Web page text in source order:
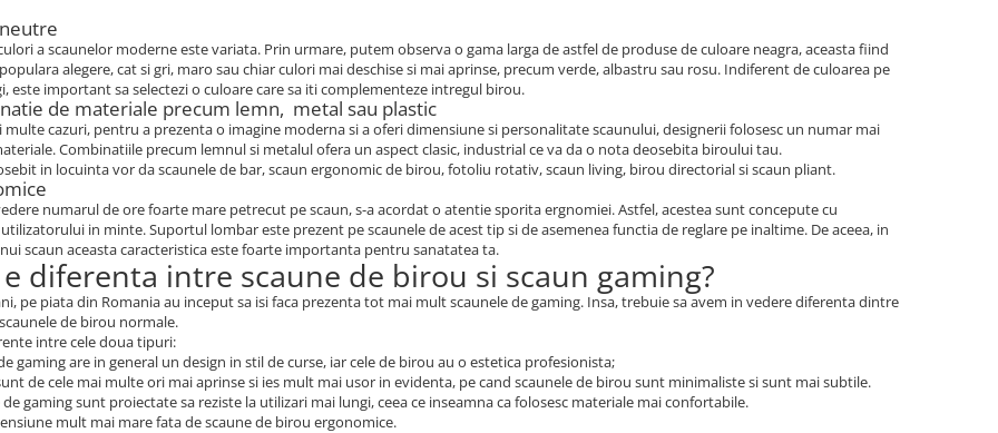
a scaunelor moderne este variata. Prin urmare, putem observa o gama larga de astfel de produse de culoare neagra, aceasta fiind
alegere, cat si gri, maro sau chiar culori mai deschise si mai aprinse, precum verde, albastru sau rosu. Indiferent de culoarea pe
este important sa selectezi o culoare care sa iti complementeze intregul birou.
de materiale precum lemn, metal sau plastic
multe cazuri, pentru a prezenta o imagine moderna si a oferi dimensiune si personalitate scaunului, designerii folosesc un numar mai
Combinatiile precum lemnul si metalul ofera un aspect clasic, industrial ce va da o nota deosebita biroului tau.
in locuinta vor da scaunele de bar, scaun ergonomic de birou, fotoliu rotativ, scaun living, birou directorial si scaun pliant.
numarul de ore foarte mare petrecut pe scaun, s-a acordat o atentie sporita ergnomiei. Astfel, acestea sunt concepute cu
in minte. Suportul lombar este prezent pe scaunele de acest tip si de asemenea functia de reglare pe inaltime. De aceea, in
scaun aceasta caracteristica este foarte importanta pentru sanatatea ta.
e diferenta intre scaune de birou si scaun gaming?
pe piata din Romania au inceput sa isi faca prezenta tot mai mult scaunele de gaming. Insa, trebuie sa avem in vedere diferenta dintre
de birou normale.
intre cele doua tipuri:
gaming are in general un design in stil de curse, iar cele de birou au o estetica profesionista;
de cele mai multe ori mai aprinse si ies mult mai usor in evidenta, pe cand scaunele de birou sunt minimaliste si sunt mai subtile.
de gaming sunt proiectate sa reziste la utilizari mai lungi, ceea ce inseamna ca folosesc materiale mai confortabile.
mult mai mare fata de scaune de birou ergonomice.